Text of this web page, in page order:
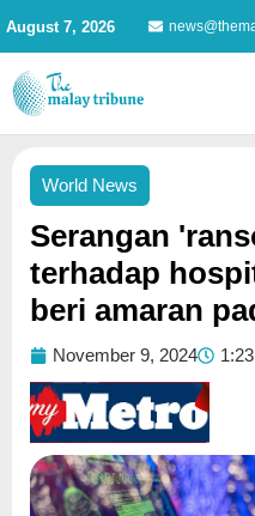
content
August 7, 2026
World News
Serangan
terhadap
beri amaran
November 9, 2024